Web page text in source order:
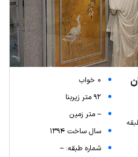
0 خواب
92 متر زیربنا
-- متر زمین
سال ساخت 1394
شماره طبقه: --